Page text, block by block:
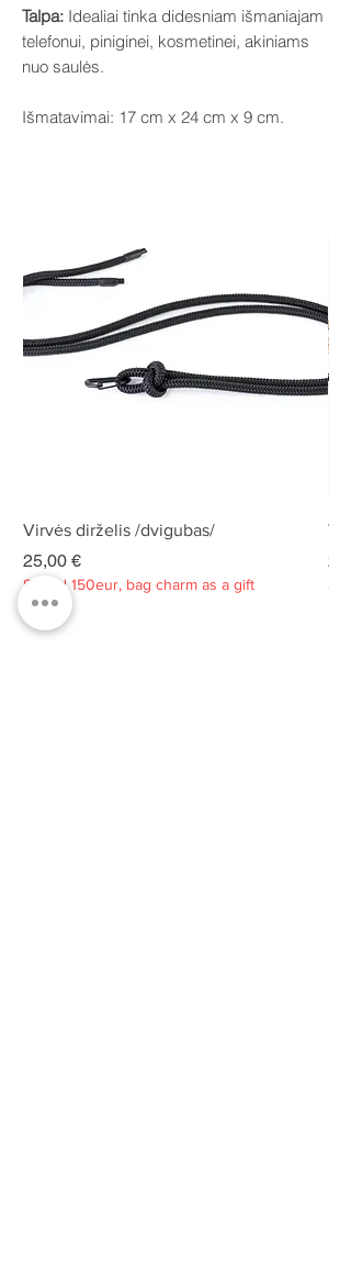
Talpa: Idealiai tinka didesniam išmaniajam
telefonui, piniginei, kosmetinei, akiniams
nuo saulės.
Išmatavimai: 17 cm x 24 cm x 9 cm.
Virvės dirželis /dvigubas/
Kaina
25,00 €
Spend 150eur, bag charm as a gift